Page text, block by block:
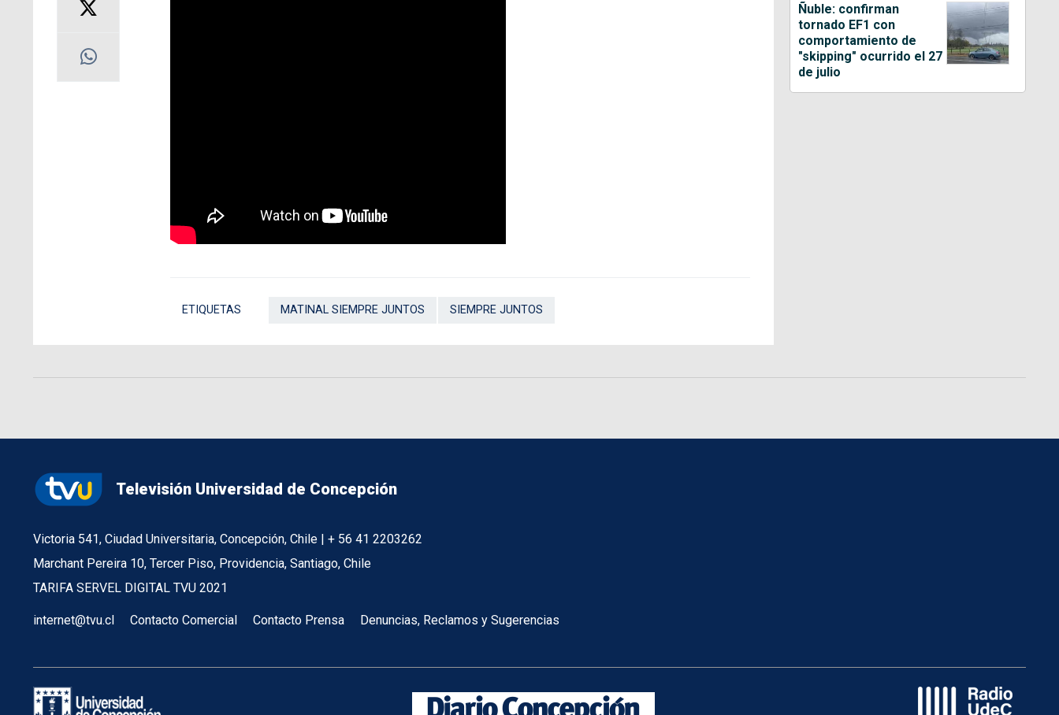
ETIQUETAS MATINAL SIEMPRE JUNTOS SIEMPRE JUNTOS
Ñuble: confirman
tornado EF1 con
comportamiento de
"skipping" ocurrido el 27
de julio
Televisión Universidad de Concepción
Victoria 541, Ciudad Universitaria, Concepción, Chile | + 56 41 2203262
Marchant Pereira 10, Tercer Piso, Providencia, Santiago, Chile
TARIFA SERVEL DIGITAL TVU 2021
internet@tvu.cl Contacto Comercial Contacto Prensa Denuncias, Reclamos y Sugerencias